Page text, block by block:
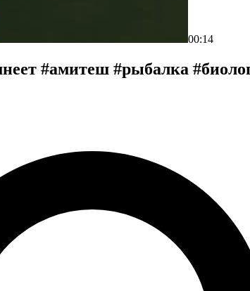
00:14
#амитеш #рыбалка